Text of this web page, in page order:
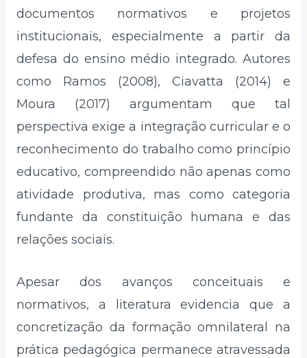
documentos normativos e projetos
institucionais, especialmente a partir da
defesa do ensino médio integrado. Autores
como Ramos (2008), Ciavatta (2014) e
Moura (2017) argumentam que tal
perspectiva exige a integração curricular e o
reconhecimento do trabalho como princípio
educativo, compreendido não apenas como
atividade produtiva, mas como categoria
fundante da constituição humana e das
relações sociais.
Apesar dos avanços conceituais e
normativos, a literatura evidencia que a
concretização da formação omnilateral na
prática pedagógica permanece atravessada